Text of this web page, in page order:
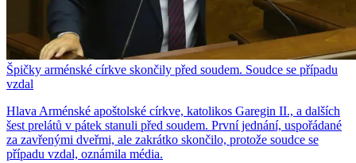
Špičky arménské církve skončily před soudem. Soudce se případu
vzdal
Hlava Arménské apoštolské církve, katolikos Garegin II., a dalších
šest prelátů v pátek stanuli před soudem. První jednání, uspořádané
za zavřenými dveřmi, ale zakrátko skončilo, protože soudce se
případu vzdal, oznámila média.